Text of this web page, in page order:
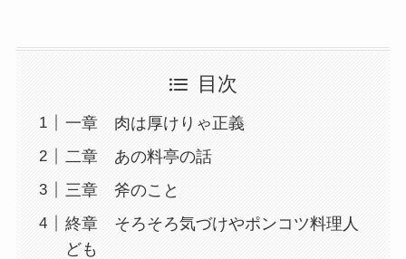
目次
一章 肉は厚けりゃ正義
二章 あの料亭の話
三章 斧のこと
終章 そろそろ気づけやポンコツ料理人
ども